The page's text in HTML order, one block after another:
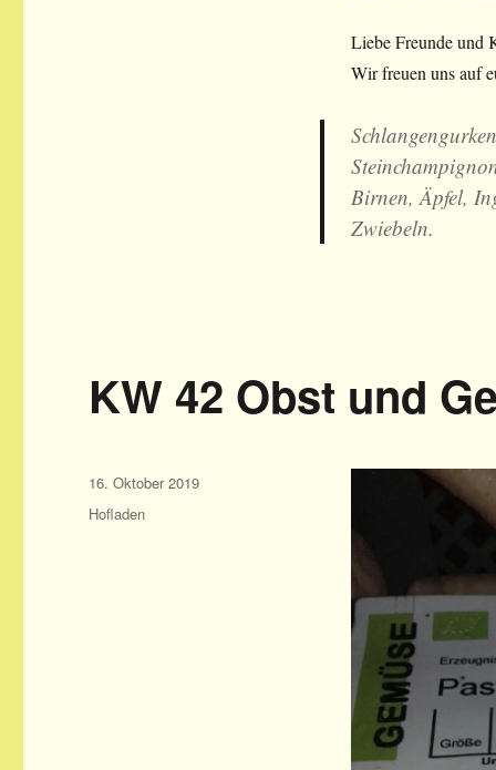
Liebe Freunde und
Wir freuen uns auf
Birnen, Äpfel,
Zwiebeln.
KW 42 Obst und
Veröffentlicht
am
16. Oktober 2019
Kategorien
Hofladen